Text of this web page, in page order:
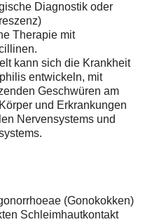
Diagnostik oder
Therapie mit
kann sich die Krankheit
entwickeln, mit
Geschwüren am
und Erkrankungen
Nervensystems und
(Gonokokken)
Schleimhautkontakt